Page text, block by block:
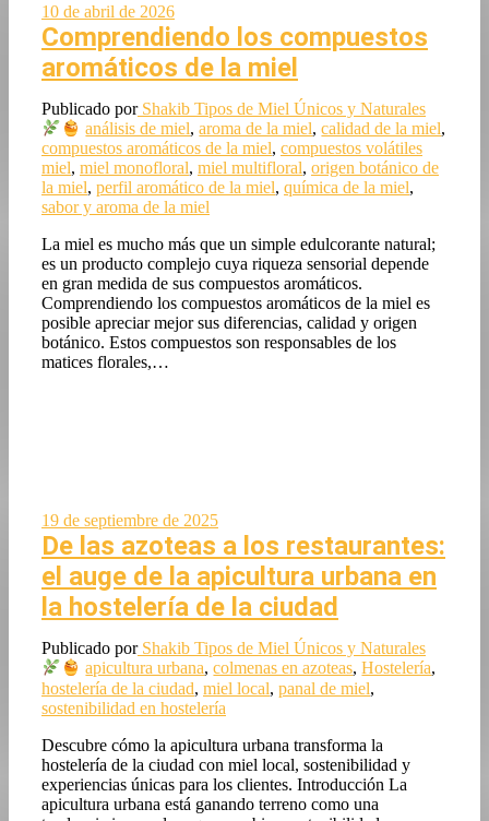
10 de abril de 2026
Comprendiendo los compuestos
aromáticos de la miel
Publicado porShakib Tipos de Miel Únicos y Naturales
análisis de miel,aroma de la miel,calidad de la miel,
compuestos aromáticos de la miel, compuestos volátiles
miel, miel monofloral, miel multifloral, origen botánico de
la miel, perfil aromático de la miel, química de la miel,
sabor y aroma de la miel
La miel es mucho más que un simple edulcorante natural;
es un producto complejo cuya riqueza sensorial depende
en gran medida de sus compuestos aromáticos.
Comprendiendo los compuestos aromáticos de la miel es
posible apreciar mejor sus diferencias, calidad y origen
botánico. Estos compuestos son responsables de los
matices florales,…
19 de septiembre de 2025
De las azoteas a los restaurantes:
el auge de la apicultura urbana en
la hostelería de la ciudad
Publicado porShakib Tipos de Miel Únicos y Naturales
apicultura urbana,colmenas en azoteas,Hostelería,
hostelería de la ciudad, miel local, panal de miel,
sostenibilidad en hostelería
Descubre cómo la apicultura urbana transforma la
hostelería de la ciudad con miel local, sostenibilidad y
experiencias únicas para los clientes. Introducción La
apicultura urbana está ganando terreno como una